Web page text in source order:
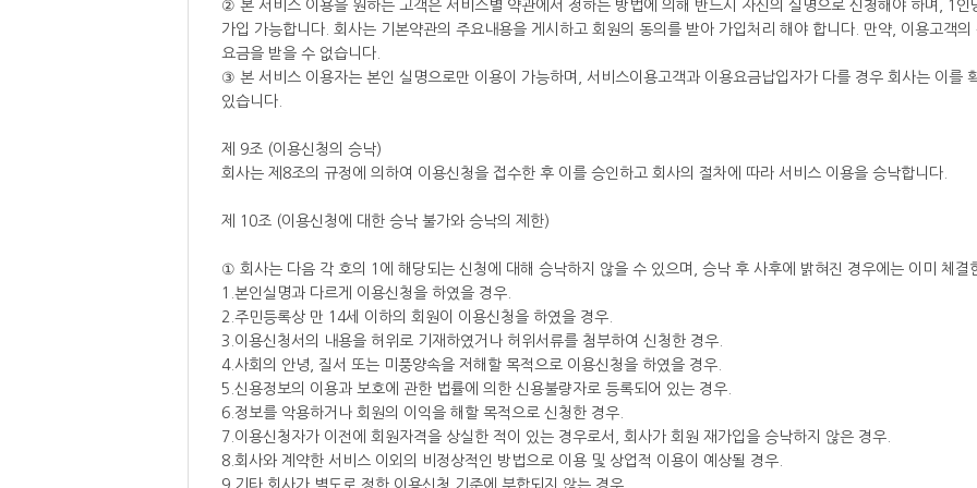
② 본 서비스 이용을 원하는 고객은 서비스별 약관에서 정하는 방법에 의해 반드시 자신의 실명으로 신청해야 하며, 1
가입 가능합니다. 회사는 기본약관의 주요내용을 게시하고 회원의 동의를 받아 가입처리 해야 합니다. 만약, 이용고객
요금을 받을 수 없습니다.
③ 본 서비스 이용자는 본인 실명으로만 이용이 가능하며, 서비스이용고객과 이용요금납입자가 다를 경우 회사는 이를
있습니다.
제 9조 (이용신청의 승낙)
회사는 제8조의 규정에 의하여 이용신청을 접수한 후 이를 승인하고 회사의 절차에 따라 서비스 이용을 승낙합니다.
제 10조 (이용신청에 대한 승낙 불가와 승낙의 제한)
① 회사는 다음 각 호의 1에 해당되는 신청에 대해 승낙하지 않을 수 있으며, 승낙 후 사후에 밝혀진 경우에는 이미 체결
1.본인실명과 다르게 이용신청을 하였을 경우.
2.주민등록상 만 14세 이하의 회원이 이용신청을 하였을 경우.
3.이용신청서의 내용을 허위로 기재하였거나 허위서류를 첨부하여 신청한 경우.
4.사회의 안녕, 질서 또는 미풍양속을 저해할 목적으로 이용신청을 하였을 경우.
5.신용정보의 이용과 보호에 관한 법률에 의한 신용불량자로 등록되어 있는 경우.
6.정보를 악용하거나 회원의 이익을 해할 목적으로 신청한 경우.
7.이용신청자가 이전에 회원자격을 상실한 적이 있는 경우로서, 회사가 회원 재가입을 승낙하지 않은 경우.
8.회사와 계약한 서비스 이외의 비정상적인 방법으로 이용 및 상업적 이용이 예상될 경우.
9.기타 회사가 별도로 정한 이용신청 기준에 부합되지 않는 경우